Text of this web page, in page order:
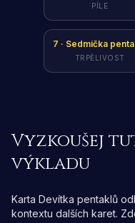
PÍLE
7 · Sedmička
TRPĚLIVOST
Vyzkoušej
výkladu
Karta Devítka pentaklů
kontextu dalších karet.